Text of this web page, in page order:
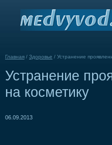
Главная / Здоровье / Устранение
Устранение
на косметику
06.09.2013